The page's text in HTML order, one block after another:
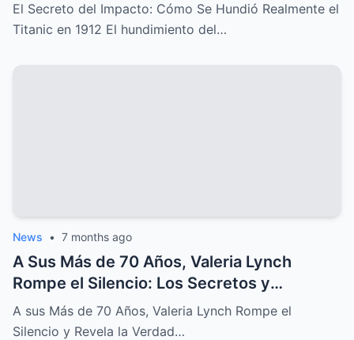
El Secreto del Impacto: Cómo Se Hundió Realmente el
Titanic en 1912 El hundimiento del…
News • 7 months ago
A Sus Más de 70 Años, Valeria Lynch
Rompe el Silencio: Los Secretos y
Sufrimientos de su Difícil Vida
A sus Más de 70 Años, Valeria Lynch Rompe el
Silencio y Revela la Verdad…